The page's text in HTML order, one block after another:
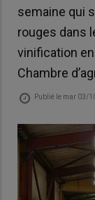
semaine qui
rouges dans
vinification
Chambre
Publié le mar 03/